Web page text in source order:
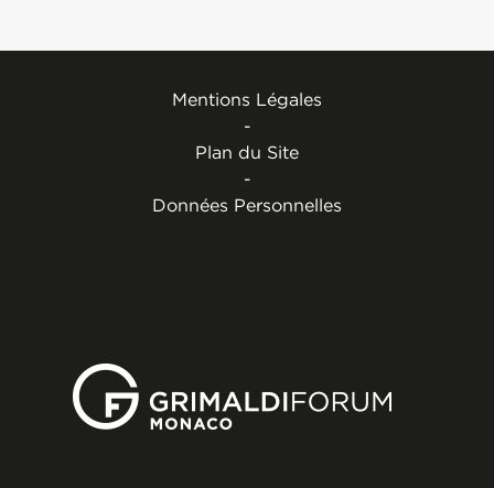
Mentions Légales
-
Plan du Site
-
Données Personnelles